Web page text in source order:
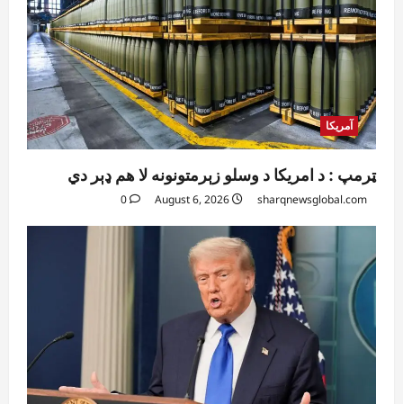
آمریکا
ټرمپ : د امریکا د وسلو زېرمتونونه لا هم ډېر دي
sharqnewsglobal.com
0